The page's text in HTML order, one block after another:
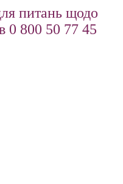
питань щодо
0 800 50 77 45